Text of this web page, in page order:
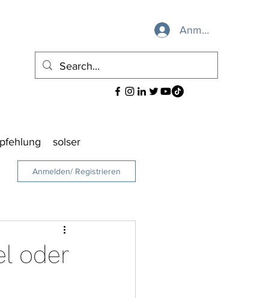
Anmelden
solser
Anmelden/ Registrieren
oder